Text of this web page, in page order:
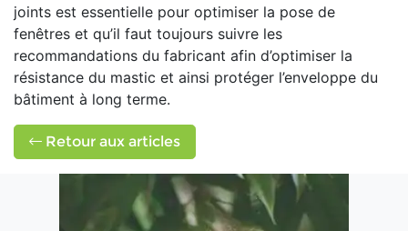
joints est essentielle pour optimiser la pose de
fenêtres et qu’il faut toujours suivre les
recommandations du fabricant afin d’optimiser la
résistance du mastic et ainsi protéger l’enveloppe du
bâtiment à long terme.
Retour aux articles